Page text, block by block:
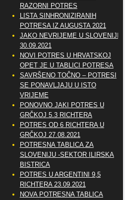
RAZORNI POTRES
LISTA SINHRONIZIRANIH
POTRESA IZ AUGUSTA 2021
JAKO NEVRIJEME U SLOVENIJI
30.09.2021
NOVI POTRES U HRVATSKOJ
OPET JE U TABLICI POTRESA
SAVRŠENO TOČNO – POTRESI
SE PONAVLJAJU U ISTO
VRIJEME
PONOVNO JAKI POTRES U
GRČKOJ 5.3 RICHTERA
POTRES OD 6 RICHTERA U
GRČKOJ 27.08.2021
POTRESNA TABLICA ZA
SLOVENIJU -SEKTOR ILIRSKA
BISTRICA
POTRES U ARGENTINI 9,5
RICHTERA 23.09.2021
NOVA POTRESNA TABLICA